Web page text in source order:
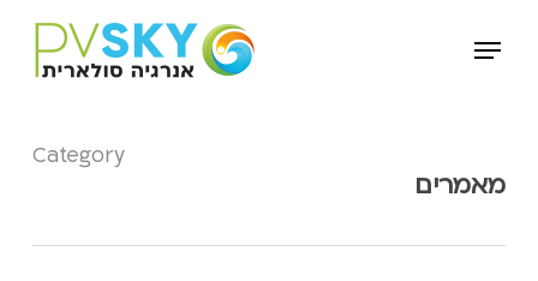
Menu
Category
מאמרים